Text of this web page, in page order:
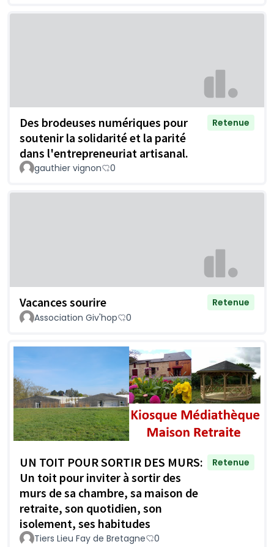
Des brodeuses numériques pour
soutenir la solidarité et la parité
dans l'entrepreneuriat artisanal.
Retenue
gauthier vignon 0
Vacances sourire
Retenue
Association Giv'hop
0
UN TOIT POUR SORTIR DES MURS:
Un toit pour inviter à sortir des
murs de sa chambre, sa maison de
retraite, son quotidien, son
isolement, ses habitudes
Retenue
Tiers Lieu Fay de Bretagne 0